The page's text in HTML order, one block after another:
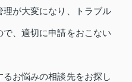
が大変になり、トラブル
、適切に申請をおこない
お悩みの相談先をお探し